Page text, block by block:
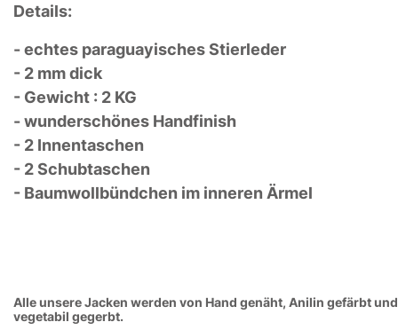
Details:
- echtes paraguayisches Stierleder
- 2 mm dick
- Gewicht : 2 KG
- wunderschönes Handfinish
- 2 Innentaschen
- 2 Schubtaschen
- Baumwollbündchen im inneren Ärmel
Alle unsere Jacken werden von Hand genäht, Anilin gefärbt und
vegetabil gegerbt.